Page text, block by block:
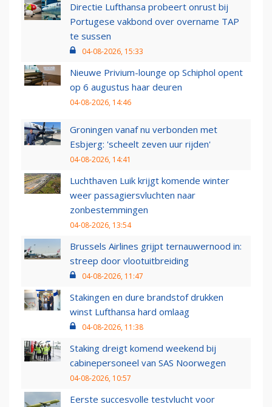
Directie Lufthansa probeert onrust bij
Portugese vakbond over overname TAP
te sussen
04-08-2026, 15:33
Nieuwe Privium-lounge op Schiphol opent
op 6 augustus haar deuren
04-08-2026, 14:46
Groningen vanaf nu verbonden met
Esbjerg: 'scheelt zeven uur rijden'
04-08-2026, 14:41
Luchthaven Luik krijgt komende winter
weer passagiersvluchten naar
zonbestemmingen
04-08-2026, 13:54
Brussels Airlines grijpt ternauwernood in:
streep door vlootuitbreiding
04-08-2026, 11:47
Stakingen en dure brandstof drukken
winst Lufthansa hard omlaag
04-08-2026, 11:38
Staking dreigt komend weekend bij
cabinepersoneel van SAS Noorwegen
04-08-2026, 10:57
Eerste succesvolle testvlucht voor